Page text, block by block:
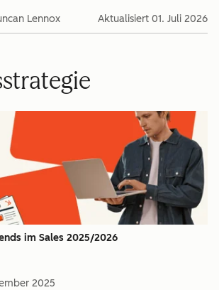
Lennox Aktualisiert 01. Juli 2026
im Sales 2025/2026
2025